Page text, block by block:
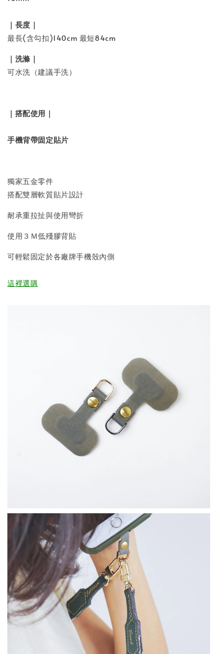
｜長度｜
最長(含勾扣)140cm 最短84cm
｜洗滌｜
可水洗（建議手洗）
｜搭配使用｜
手機背帶固定貼片
獨家五金零件
搭配雙層軟質貼片設計
耐承重拉扯與使用彎折
使用３Ｍ低殘膠背貼
可輕鬆固定於各廠牌手機殼內側
這裡選購